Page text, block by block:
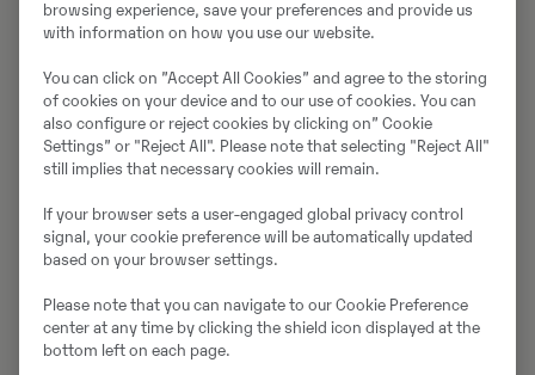
spetsifikatsioon ja levinud kasutusvaldkond.
teil otsida tööorganit Volvo ehitusmasinale või leida
sobiv masin konkreetsele tööorganile.
Attachment Selector for iOS (App Store)
Attachment Selector for Android (Google Play)
browsing experience, save your preferences and provide us
with information on how you use our website.
You can click on ”Accept All Cookies” and agree to the storing
of cookies on your device and to our use of cookies. You can
also configure or reject cookies by clicking on” Cookie
Settings” or "Reject All". Please note that selecting "Reject All"
still implies that necessary cookies will remain.
If your browser sets a user-engaged global privacy control
signal, your cookie preference will be automatically updated
based on your browser settings.
Please note that you can navigate to our Cookie Preference
center at any time by clicking the shield icon displayed at the
bottom left on each page.